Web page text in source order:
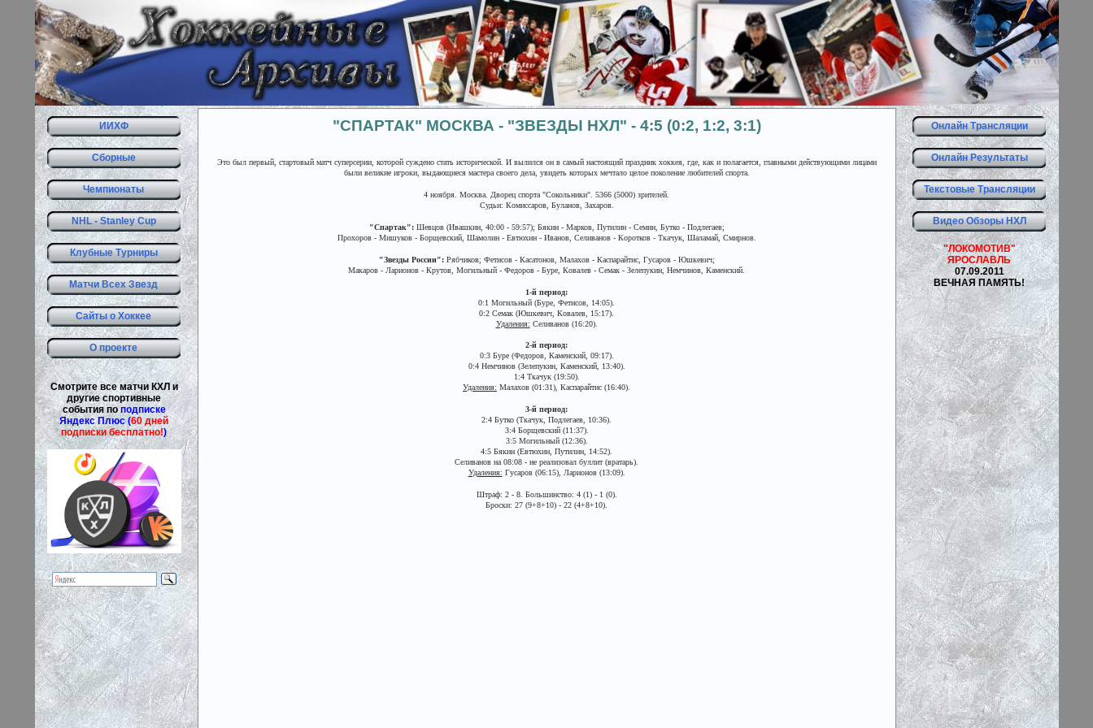
ИИХФ
Сборные
Чемпионаты
NHL - Stanley Cup
Клубные Турниры
Матчи Всех Звезд
Сайты о Хоккее
О проекте
Смотрите все матчи КХЛ и
другие спортивные
события поподписке
Яндекс Плюс (60 дней
подписки бесплатно!)
Онлайн Трансляции
Онлайн Результаты
Текстовые Трансляции
Видео Обзоры НХЛ
"ЛОКОМОТИВ"
ЯРОСЛАВЛЬ
07.09.2011
ВЕЧНАЯ ПАМЯТЬ!
"СПАРТАК" МОСКВА - "ЗВЕЗДЫ НХЛ" - 4:5 (0:2, 1:2, 3:1)
Это был первый, стартовый матч суперсерии, которой суждено стать исторической. И вылился он в самый настоящий праздник хоккея, где, как и полагается, главными действующими лицами
были великие игроки, выдающиеся мастера своего дела, увидеть которых мечтало целое поколение любителей спорта.
4 ноября. Москва. Дворец спорта "Сокольники". 5366 (5000) зрителей.
Судьи: Комиссаров, Буланов, Захаров.
"Спартак":Шевцов (Ивашкин, 40:00 - 59:57); Бякин - Марков, Путилин - Семин, Бутко - Подлегаев;
Прохоров - Мишуков - Борщевский, Шамолин - Евтюхин - Иванов, Селиванов - Коротков - Ткачук, Шаламай, Смирнов.
"Звезды России":Рябчиков; Фетисов - Касатонов, Малахов - Каспарайтис, Гусаров - Юшкевич;
Макаров - Ларионов - Крутов, Могильный - Федоров - Буре, Ковалев - Семак - Зелепукин, Немчинов, Каменский.
1-й период:
0:1 Могильный (Буре, Фетисов, 14:05).
0:2 Семак (Юшкевич, Ковалев, 15:17).
Удаления: Селиванов (16:20).
2-й период:
0:3 Буре (Федоров, Каменский, 09:17).
0:4 Немчинов (Зелепукин, Каменский, 13:40).
1:4 Ткачук (19:50).
Удаления: Малахов (01:31), Каспарайтис (16:40).
3-й период:
2:4 Бутко (Ткачук, Подлегаев, 10:36).
3:4 Борщевский (11:37).
3:5 Могильный (12:36).
4:5 Бякин (Евтюхин, Путилин, 14:52).
Селиванов на 08:08 - не реализовал буллит (вратарь).
Удаления: Гусаров (06:15), Ларионов (13:09).
Штраф: 2 - 8. Большинство: 4 (1) - 1 (0).
Броски: 27 (9+8+10) - 22 (4+8+10).